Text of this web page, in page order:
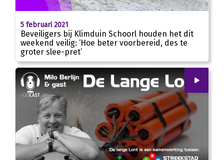
5 februari 2021
Beveiligers bij Klimduin Schoorl houden het dit
weekend veilig: ‘Hoe beter voorbereid, des te
groter slee-pret’
00
00:00